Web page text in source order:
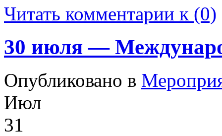
Читать комментарии к (0)
30 июля —
Опубликовано в
Июл
31